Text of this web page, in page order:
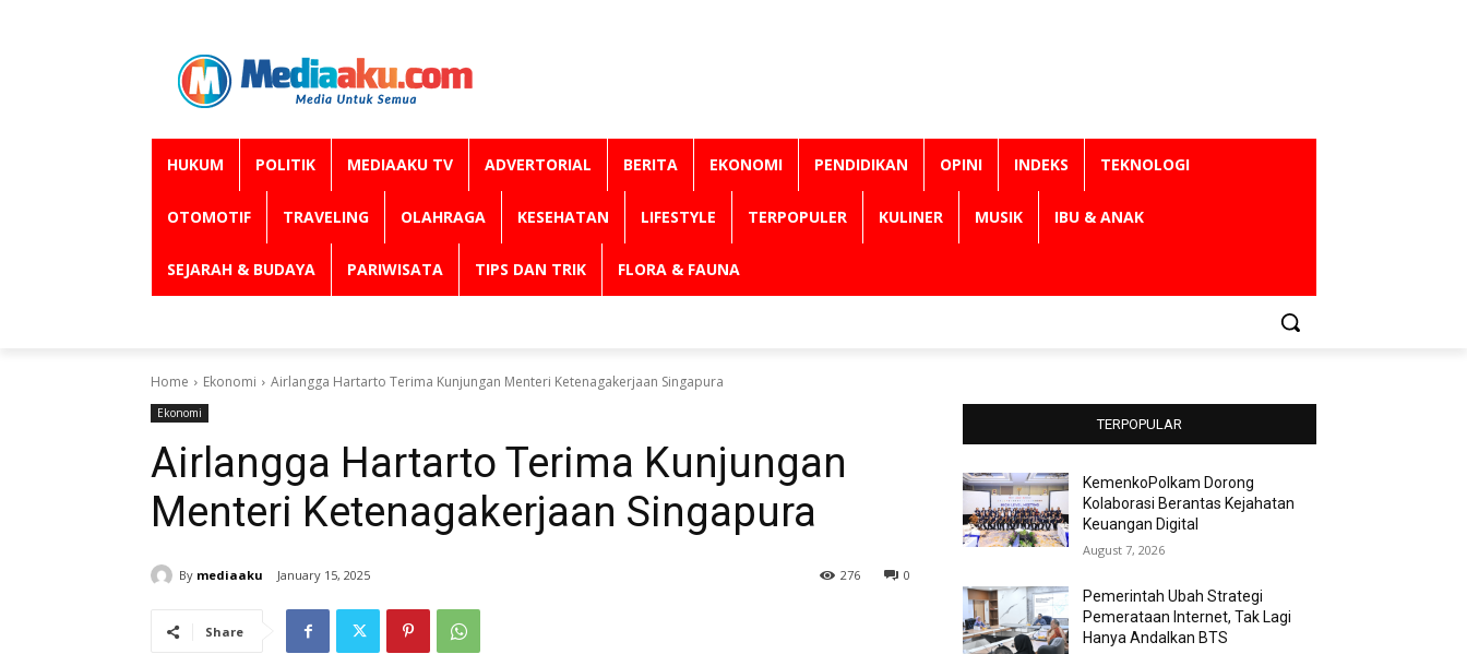
HUKUM POLITIK MEDIAAKU TV ADVERTORIAL BERITA EKONOMI PENDIDIKAN OPINI INDEKS TEKNOLOGI
OTOMOTIF TRAVELING OLAHRAGA KESEHATAN LIFESTYLE TERPOPULER KULINER MUSIK IBU & ANAK
SEJARAH & BUDAYA PARIWISATA TIPS DAN TRIK FLORA & FAUNA
Home Ekonomi Airlangga Hartarto Terima Kunjungan Menteri Ketenagakerjaan Singapura
Ekonomi
Airlangga Hartarto Terima Kunjungan
Menteri Ketenagakerjaan Singapura
By mediaaku January 15, 2025 0
276
Share
TERPOPULAR
KemenkoPolkam Dorong
Kolaborasi Berantas Kejahatan
Keuangan Digital
August 7, 2026
Pemerintah Ubah Strategi
Pemerataan Internet, Tak Lagi
Hanya Andalkan BTS